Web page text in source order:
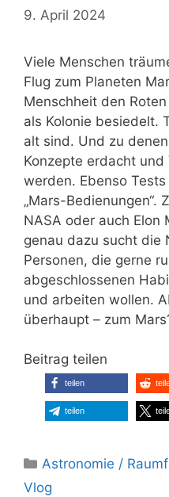
9. April 2024
Viele Menschen
Flug zum Planeten
Menschheit den
als Kolonie besiedelt.
alt sind. Und zu
Konzepte erdacht
werden. Ebenso
„Mars-Bedienungen“.
NASA oder auch Elon
genau dazu sucht die
Personen, die gerne
abgeschlossenen
und arbeiten wollen.
überhaupt – zum
Beitrag teilen
teilen
teilen
Kategorien
Astronomie /
Vlog